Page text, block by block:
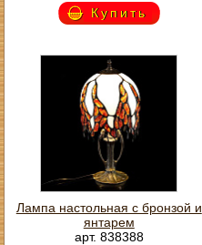
Купить
Лампа настольная с бронзой и
янтарем
арт. 838388